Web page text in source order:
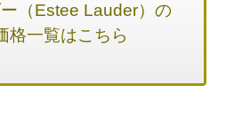
（Estee Lauder）の
格一覧はこちら